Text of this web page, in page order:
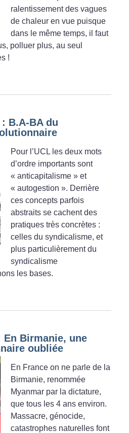
ralentissement des vagues
de chaleur en vue puisque
dans le même temps, il faut
polluer plus, au seul
!
B.A-BA du
Pour l’UCL les deux mots
d’ordre importants sont
« anticapitalisme » et
« autogestion ». Derrière
ces concepts parfois
abstraits se cachent des
pratiques très concrètes :
celles du syndicalisme, et
plus particulièrement du
syndicalisme
les bases.
En Birmanie, une
oubliée
En France on ne parle de la
Birmanie, renommée
Myanmar par la dictature,
que tous les 4 ans environ.
Massacre, génocide,
catastrophes naturelles font